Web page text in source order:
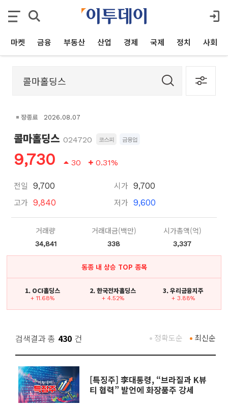
마켓 금융 부동산 산업 경제 국제 정치 사회
장종료 2026.08.07
콜마홀딩스 024720 코스피 금융업
9,730 30 0.31%
전일 9,700
고가 9,840
시가 9,700
저가 9,600
거래량
34,841
거래대금(백만)
338
시가총액(억)
3,337
동종 내 상승 TOP 종목
1. OCI홀딩스
+ 11.68%
2. 한국전자홀딩스
+ 4.52%
3. 우리금융지주
+ 3.88%
검색결과 총 430 건 최신순
정확도순
[특징주] 李대통령, “브라질과 K뷰
티 협력” 발언에 화장품주 강세